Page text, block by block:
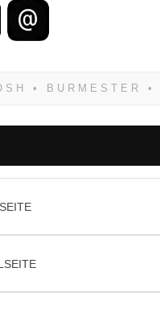
was: Hifi